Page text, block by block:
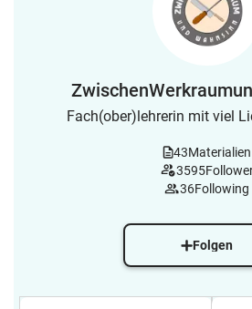
Fach(ober)lehrerin mit viel
43Materialien
3595
36Following
Folgen